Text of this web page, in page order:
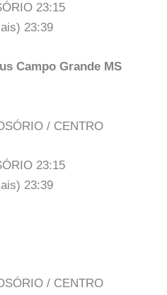
23:15
23:39
Campo Grande MS
/ CENTRO
23:15
23:39
/ CENTRO